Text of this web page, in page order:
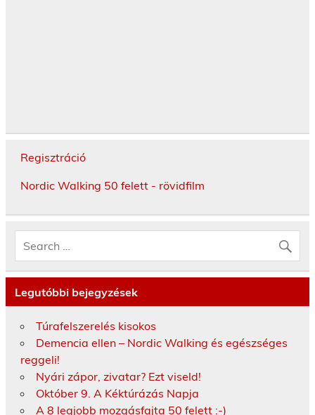
Regisztráció
Nordic Walking 50 felett - rövidfilm
Legutóbbi bejegyzések
Túrafelszerelés kisokos
Demencia ellen – Nordic Walking és egészséges
reggeli!
Nyári zápor, zivatar? Ezt viseld!
Október 9. A Kéktúrázás Napja
A 8 legjobb mozgásfajta 50 felett :-)